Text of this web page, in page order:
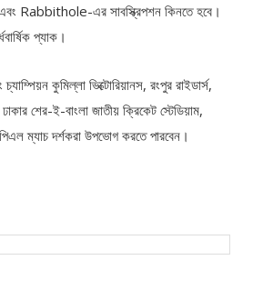
এবং Rabbithole-এর সাবস্ক্রিপশন কিনতে হবে।
প্যাক।
কুমিল্লা ভিক্টোরিয়ানস, রংপুর রাইডার্স,
শের-ই-বাংলা জাতীয় ক্রিকেট স্টেডিয়াম,
ম্যাচ দর্শকরা উপভোগ করতে পারবেন।